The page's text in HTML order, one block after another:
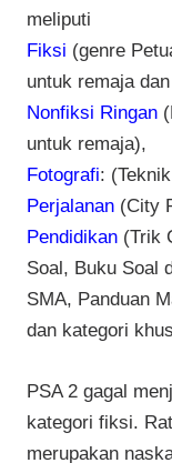
meliputi
Fiksi (genre
untuk remaja
Nonfiksi Ringan
untuk remaja),
Fotografi:
Perjalanan (City
Pendidikan (Trik
Soal, Buku Soal
SMA, Panduan
dan kategori
PSA 2 gagal
kategori fiksi.
merupakan